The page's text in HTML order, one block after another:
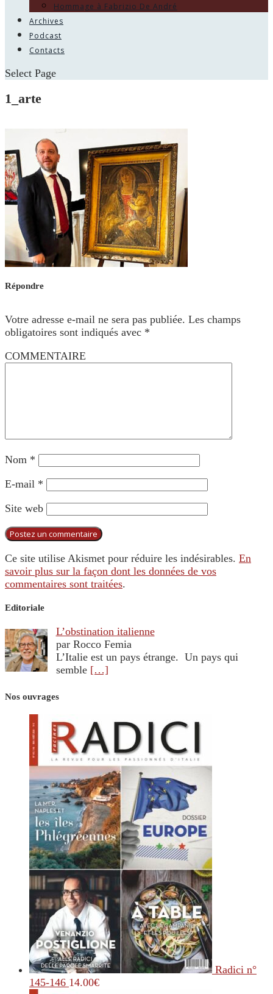
Hommage à Fabrizio De André
Archives
Podcast
Contacts
Select Page
1_arte
Répondre
Votre adresse e-mail ne sera pas publiée. Les champs
obligatoires sont indiqués avec *
COMMENTAIRE
Nom *
E-mail *
Site web
Ce site utilise Akismet pour réduire les indésirables. En
savoir plus sur la façon dont les données de vos
commentaires sont traitées.
Editoriale
L’obstination italienne
par Rocco Femia
L’Italie est un pays étrange. Un pays qui
semble […]
Nos ouvrages
Radici n°
145-146 14.00€